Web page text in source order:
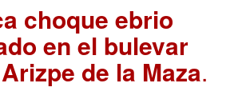
choque ebrio
en el bulevar
de la Maza.